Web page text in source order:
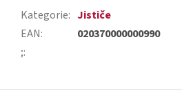
Kategorie: Jističe
EAN:
020370000000990
;: